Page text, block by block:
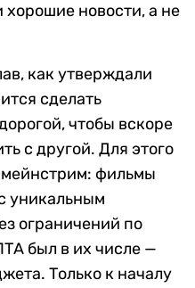
новости, а не
как утверждали
сделать
чтобы вскоре
с другой. Для этого
фильмы
уникальным
ограничений по
был в их числе —
Только к началу